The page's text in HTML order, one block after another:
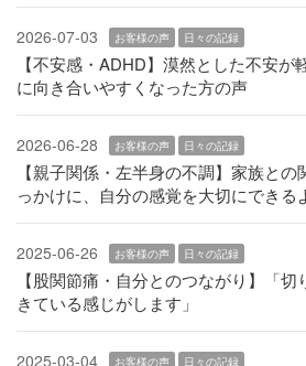
2026-07-03 お客様の声 日々の記録
【不安感・ADHD】漠然とした不安が
に向き合いやすくなった方の声
2026-06-28 お客様の声 日々の記録
【親子関係・左半身の不調】家族と
っかけに、自分の感覚を大切にできる
2025-06-26 お客様の声 日々の記録
【股関節痛・自分とのつながり】「
きている感じがします」
2025-03-04 お客様の声 日々の記録